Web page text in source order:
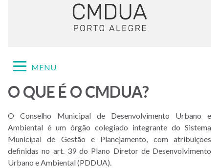
Menu
-
Site
CMDUA
Expandir/recolher
MENU
O QUE É O CMDUA?
O Conselho Municipal de Desenvolvimento Urbano e
Ambiental é um órgão colegiado integrante do Sistema
Municipal de Gestão e Planejamento, com atribuições
definidas no art. 39 do Plano Diretor de Desenvolvimento
Urbano e Ambiental (PDDUA).